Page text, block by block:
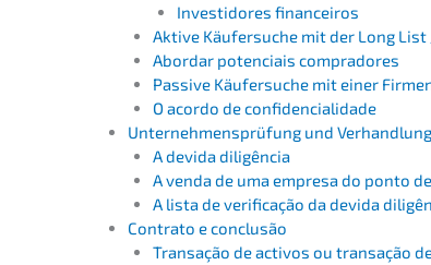
Invest­i­do­res financeiros
Aktive Käufer­su­che mit der Long
Abordar poten­ciais compradores
Passi­ve Käufer­su­che mit einer
O acordo de confidencialidade
Unter­neh­mens­prü­fung und Verhandlung
A devida diligência
A venda de uma empre­sa do ponto
A lista de verifi­ca­ção da devida
Contra­to e conclusão
Transa­ção de activos ou transa­ção